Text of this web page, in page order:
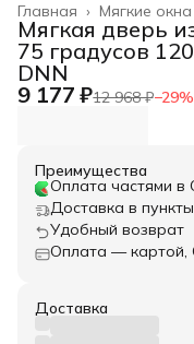
Мягкие окна
Главная ›
Мягкая дверь
75 градусов
DNN
9 177 ₽12 968 ₽−29%
Преимущества
Оплата частями в
Доставка в
Удобный возврат
Оплата — картой,
Доставка